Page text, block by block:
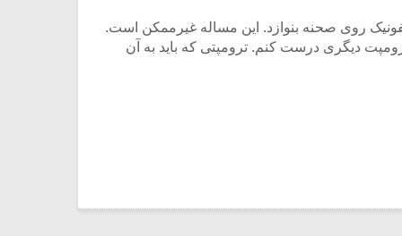
سمفونیک روی صحنه بنوازد. این مساله غیرممکن است.
دیگری درست کنم. ترومپتی که باید به آن